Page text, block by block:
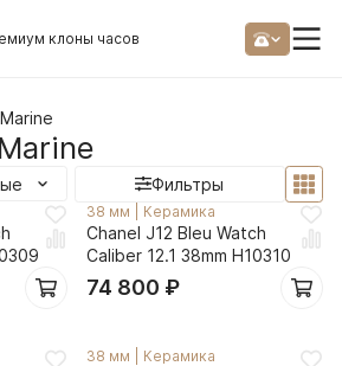
клоны часов
Фильтры
38 мм Керамика
Chanel J12 Bleu Watch
Caliber 12.1 38mm H10310
74 800 ₽
38 мм Керамика